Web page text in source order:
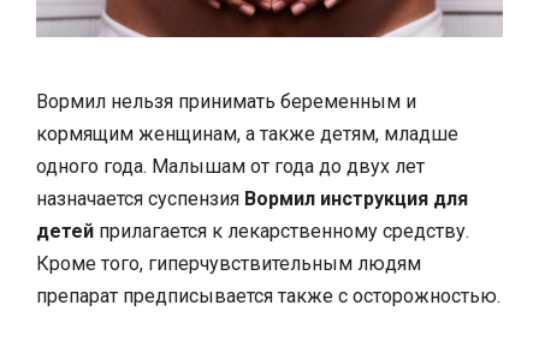
Вормил нельзя принимать беременным и
кормящим женщинам, а также детям, младше
одного года. Малышам от года до двух лет
назначается суспензия Вормил инструкция для
детей прилагается к лекарственному средству.
Кроме того, гиперчувствительным людям
препарат предписывается также с осторожностью.